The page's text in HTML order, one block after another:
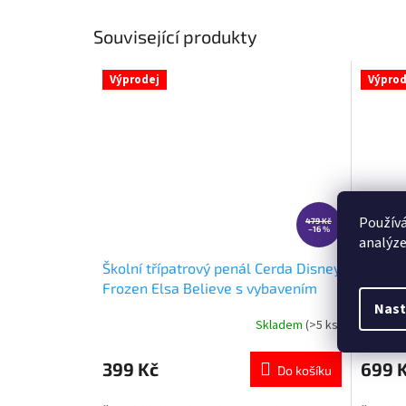
Související produkty
Výprodej
479 Kč
–16 %
Školní třípatrový penál Cerda Disney
Frozen Elsa Believe s vybavením
produktu
je
Skladem (>5 ks)
399 Kč Do košíku
fialový
je
699